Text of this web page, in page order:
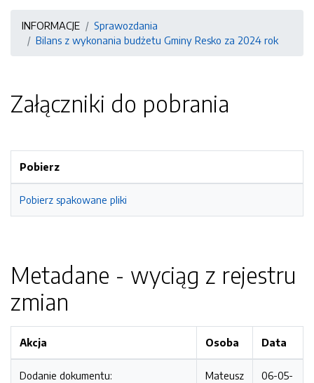
INFORMACJE
Sprawozdania
Bilans z wykonania budżetu Gminy Resko za 2024 rok
Załączniki do pobrania
Pobierz
Pobierz spakowane pliki
Metadane - wyciąg z rejestru
zmian
Akcja Osoba Data
Dodanie dokumentu:
Mateusz
06-05-